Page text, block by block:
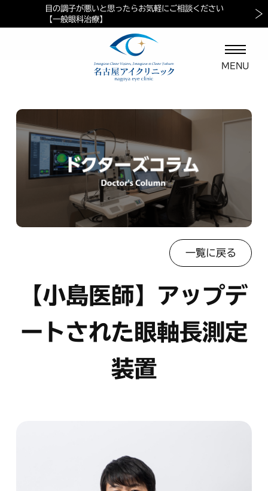
当院におけるペイシェントハラスメントに対する方針
目の調子が悪いと思ったらお気軽にご相談ください
【一般眼科治療】
マイナ保険証ご利用の案内
一覧に戻る
【小島医師】アップデ
ートされた眼軸長測定
装置